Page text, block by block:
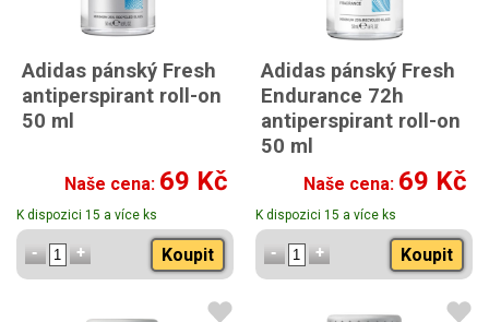
Adidas pánský Fresh
antiperspirant roll-on
50 ml
Naše cena: 69 Kč
K dispozici 15 a více ks
Koupit
Adidas pánský Fresh
Endurance 72h
antiperspirant roll-on
50 ml
Naše cena: 69 Kč
K dispozici 15 a více ks
Koupit